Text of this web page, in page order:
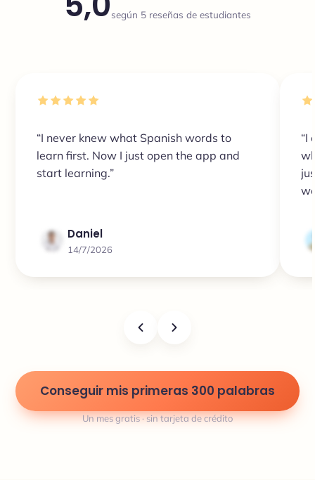
según 5 reseñas de estudiantes
“I never knew what Spanish words to
learn first. Now I just open the app and
start learning.”
Daniel
14/7/2026
“I
Conseguir mis primeras 300 palabras
Un mes gratis · sin tarjeta de crédito